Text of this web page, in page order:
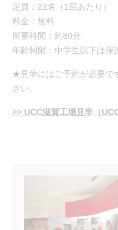
定員：22名（1回あたり）
料金：無料
所要時間：約80分
年齢制限：中学生以下は保
★見学にはご予約が必要で
さい。
>> UCC滋賀工場見学（